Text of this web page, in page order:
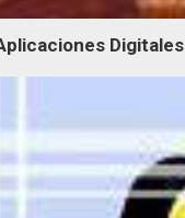
Digitales